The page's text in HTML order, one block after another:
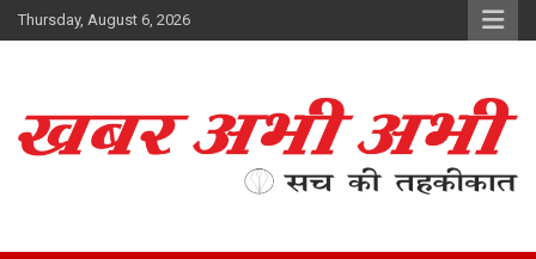
Skip
to
Thursday, August 6, 2026